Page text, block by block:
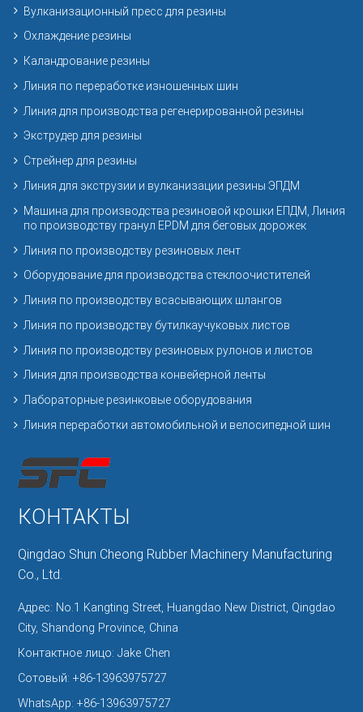
Вулканизационный пресс для резины
Охлаждение резины
Каландрование резины
Линия по переработке изношенных шин
Линия для производства регенерированной резины
Экструдер для резины
Стрейнер для резины
Линия для экструзии и вулканизации резины ЭПДМ
Машина для производства резиновой крошки ЕПДМ, Линия
по производству гранул EPDM для беговых дорожек
Линия по производству резиновых лент
Оборудование для производства стеклоочистителей
Линия по производству всасывающих шлангов
Линия по производству бутилкаучуковых листов
Линия по производству резиновых рулонов и листов
Линия для производства конвейерной ленты
Лабораторные резинковые оборудования
Линия переработки автомобильной и велосипедной шин
КОНТАКТЫ
Qingdao Shun Cheong Rubber Machinery Manufacturing
Co., Ltd.
Адрес: No.1 Kangting Street, Huangdao New District, Qingdao
City, Shandong Province, China
Контактное лицо: Jake Chen
Сотовый: +86-13963975727
WhatsApp: +86-13963975727